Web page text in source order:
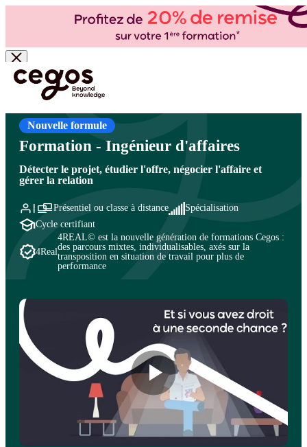
Skip to main content
Vous êtes ici : Accueil >Cegos, organisme de formation à Paris et en régions
>Vente et négociation
Nouvelle formule
Formation - Ingénieur d'affaires
Détecter le projet, étudier l'offre, négocier l'affaire et
gérer la relation
Présentiel ou classe à distance
Spécialisation
Cycle certifiant
4Real
4REAL© est la nouvelle génération de formations Cegos :
des parcours mixtes, individualisables, axés sur la
transposition en situation de travail pour plus de
performance